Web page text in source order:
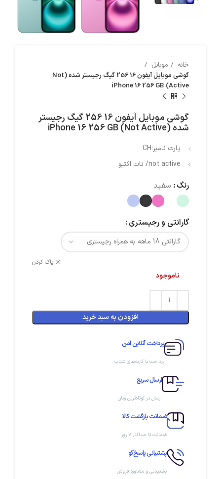
خانه
موبایل
گوشی موبایل آیفون 16 256 گیگ رجیستر شده (Not
Active) iPhone 16 256 GB
گوشی موبایل آیفون 16 256 گیگ رجیستر
شده (Not Active) iPhone 16 256 GB
پارت نامبر:CH
not active/ نات اکتیو
رنگ سفید
گارانتی و رجیستری
پاک کردن
ناموجود
افزودن به سبد خرید
پرداخت آنلاین امن
پرداخت با کارت‌های شتاب
ارسال سریع
ارسال در کوتاه‌ترین زمان
ضمانت بازگشت کالا
ضمانت تا حداکثر ۷ روز
پشتیبانی پاسخ‌گو
پشتیبانی و مشاوره فروش